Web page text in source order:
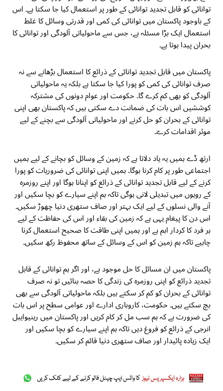
توانائی کو قابل تجدید توانائی کے طور پر استعمال کیا جا سکتا ہے۔ اس
کے باوجود پاکستان میں توانائی کی کمی اور قدرتی وسائل کا غلط
استعمال ایک بڑا مسئلہ ہے، جس سے ماحولیاتی آلودگی اور توانائی کا
بحران پیدا ہوتا ہے۔
پاکستان میں قابل تجدید توانائی کے ذرائع کا استعمال بڑھانے سے نہ
صرف توانائی کی کمی کو پورا کیا جا سکتا ہے بلکہ یہ ماحولیاتی
آلودگی کو بھی کم کرے گا۔ حکومت اور عوام دونوں کی مشترکہ
کوششیں اس بات کی ضمانت دے سکتی ہیں کہ پاکستان بھی اپنی
توانائی کے بحران کو حل کرنے اور ماحولیاتی آلودگی سے بچنے کے لیے
موثر اقدامات کرے۔
ارتھ ڈے ہمیں یہ یاد دلاتا ہے کہ زمین کے وسائل کو بچانے کے لیے ہمیں
اجتماعی طور پر کام کرنا ہوگا۔ ہمیں اپنی توانائی کی ضروریات کو پورا
کرنے کے لیے قابل تجدید توانائی کے ذرائع کو اپنانا ہوگا اور اپنے روزمرہ
کے رویوں میں تبدیلی لانی ہوگی تاکہ ہم اپنے سیارے کو بچا سکیں اور
آنے والی نسلوں کے لیے ایک بہتر اور صاف ستھری دنیا چھوڑ سکیں۔
اس دن کا پیغام یہی ہے کہ زمین کی بقاء اور اس کی حفاظت کے لیے
ہر فرد کا کردار اہم ہے اور ہمیں اپنی طاقت کا صحیح استعمال کرنا
چاہیے تاکہ ہم زمین کو اس کے وسائل کے ساتھ محفوظ رکھ سکیں۔
پاکستان میں ان مسائل کا حل موجود ہے، اور اگر ہم توانائی کے قابل
تجدید ذرائع کو اپنی روزمرہ کی زندگی کا حصہ بنائیں تو نہ صرف
توانائی کے بحران کو کم کر سکتے ہیں بلکہ ماحولیاتی آلودگی سے بھی
بچ سکتے ہیں۔ حکومت، کاروباری ادارے اور عوامی سطح پر اس بات
کی ضرورت ہے کہ ہم سب مل کر کام کریں اور پاکستان میں رینیوایبل
انرجی کے ذرائع کو فروغ دیں تاکہ ہم اپنے سیارے کو بچا سکیں اور
ایک زیادہ پائیدار اور صاف ستھری دنیا قائم کر سکیں۔